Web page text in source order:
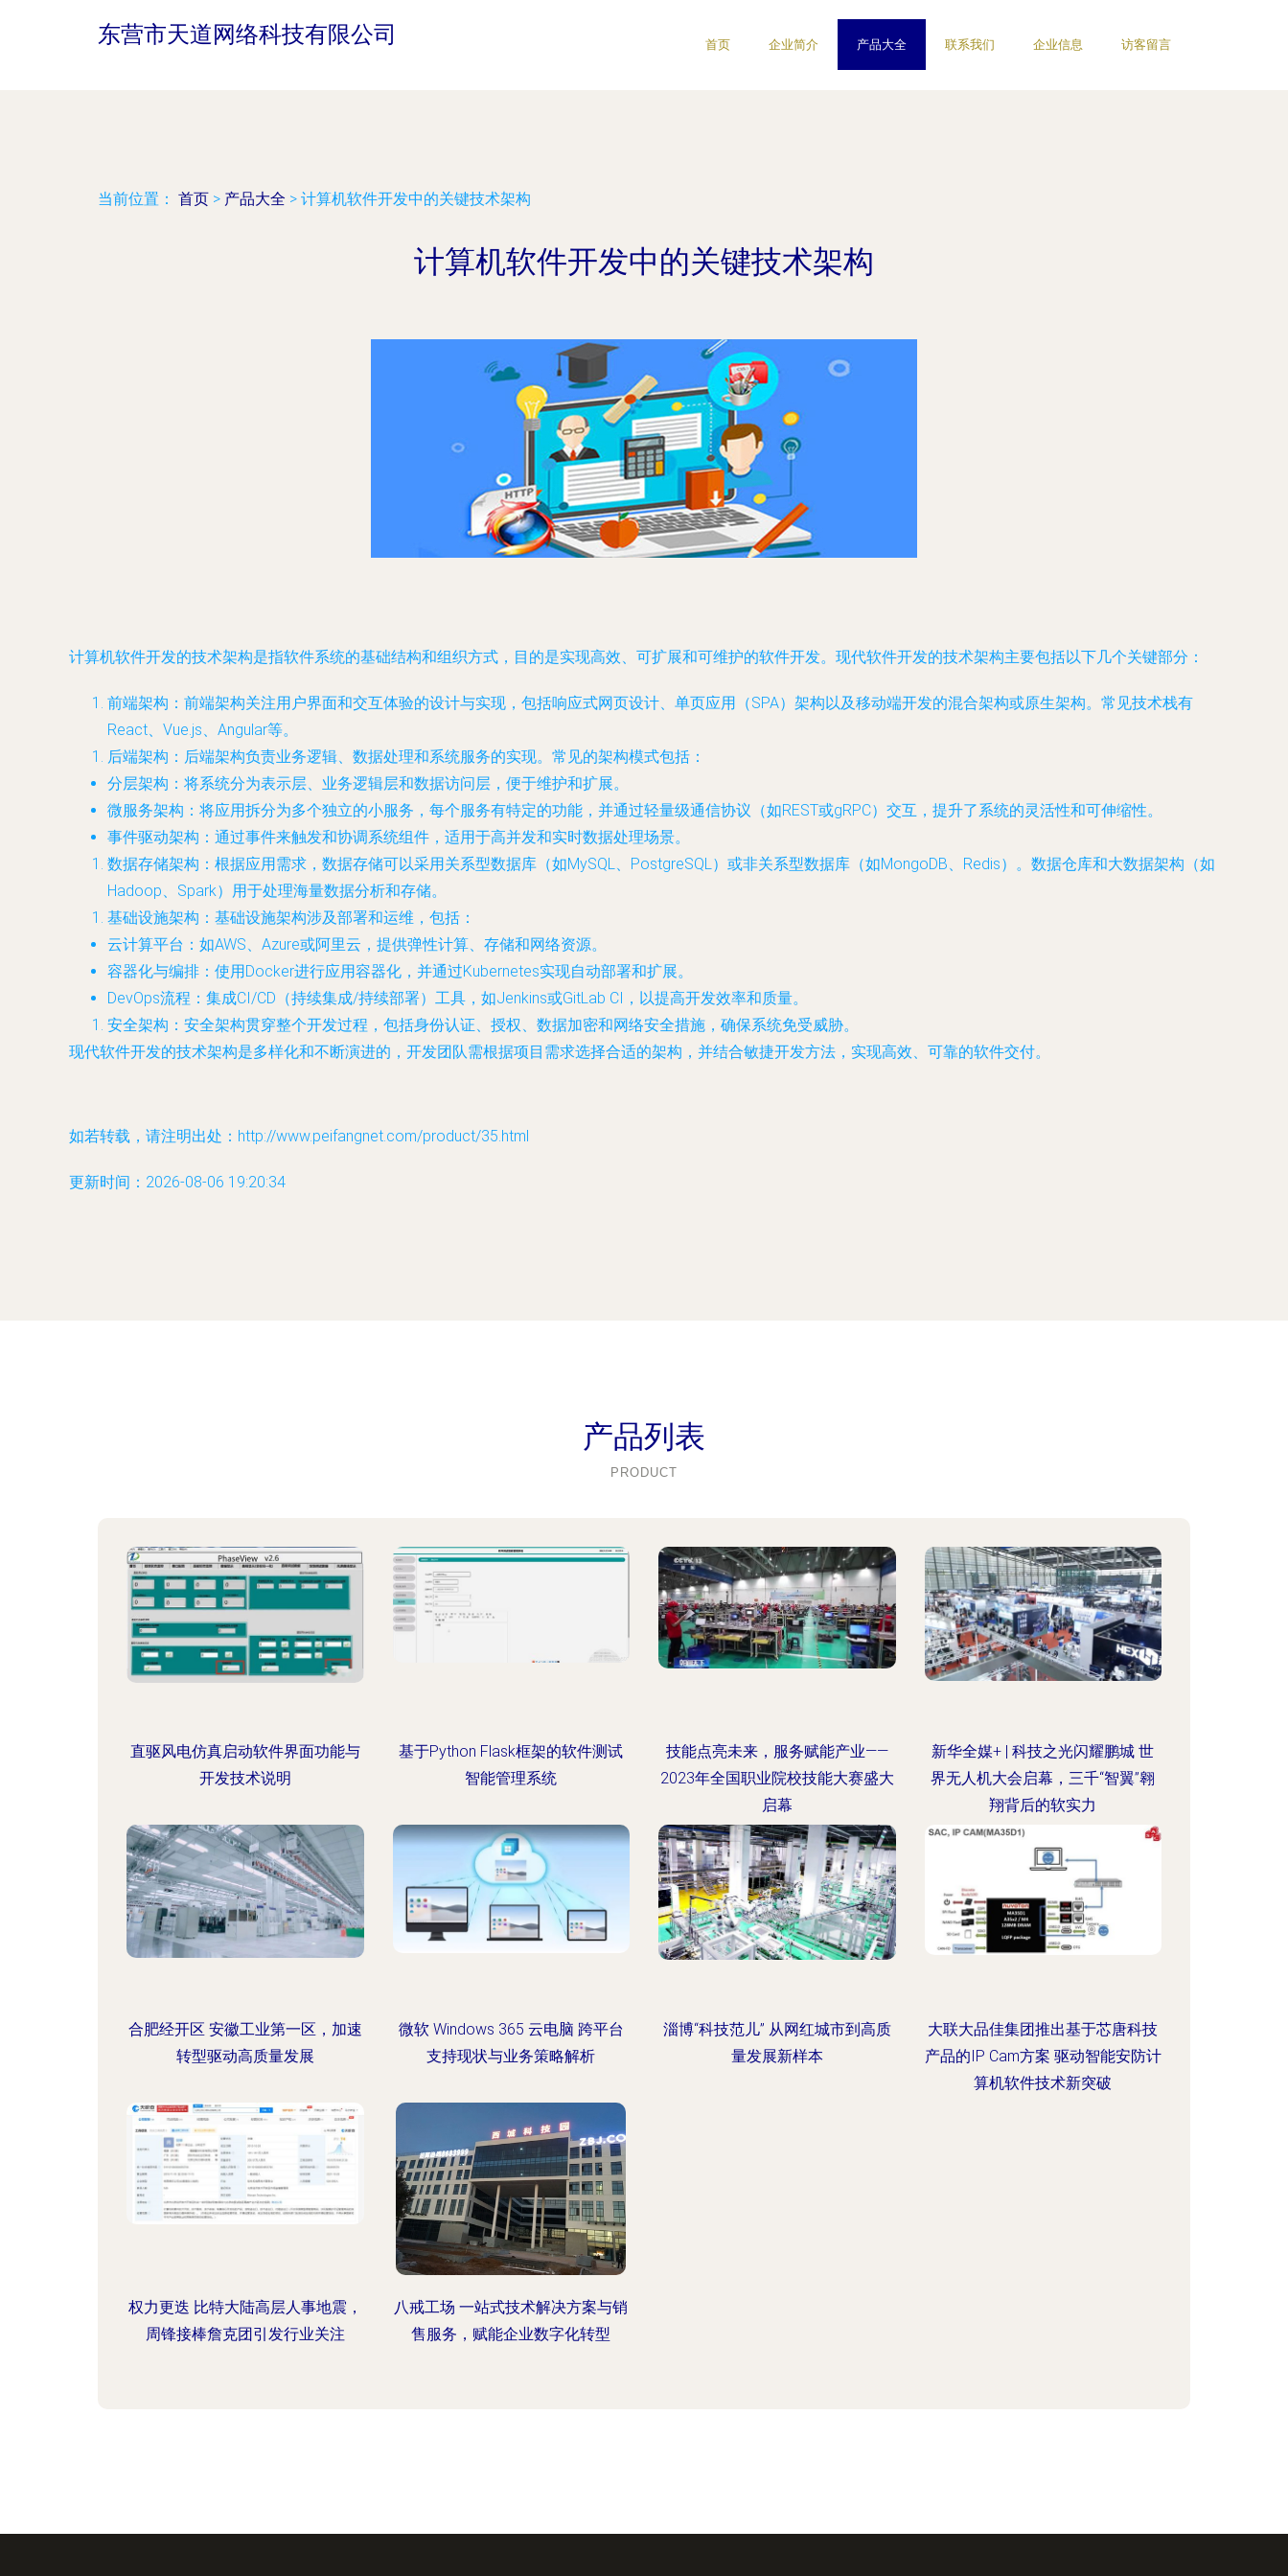
东营市天道网络科技有限公司 首页 企业简介 产品大全 联系我们 企业信息 访客留言
当前位置： 首页 > 产品大全 > 计算机软件开发中的关键技术架构
计算机软件开发中的关键技术架构
计算机软件开发的技术架构是指软件系统的基础结构和组织方式，目的是实现高效、可扩展和可维护的软件开发。现代软件开发的技术架构主要包括以下几个关键部分：
前端架构 ：前端架构关注用户界面和交互体验的设计与实现，包括响应式网页设计、单页应用（SPA）架构以及移动端开发的混合架构或原生架构。常见技术栈有
React、Vue.js、Angular等。
后端架构 ：后端架构负责业务逻辑、数据处理和系统服务的实现。常见的架构模式包括：
分层架构：将系统分为表示层、业务逻辑层和数据访问层，便于维护和扩展。
微服务架构：将应用拆分为多个独立的小服务，每个服务有特定的功能，并通过轻量级通信协议（如REST或gRPC）交互，提升了系统的灵活性和可伸缩性。
事件驱动架构：通过事件来触发和协调系统组件，适用于高并发和实时数据处理场景。
数据存储架构 ：根据应用需求，数据存储可以采用关系型数据库（如MySQL、PostgreSQL）或非关系型数据库（如MongoDB、Redis）。数据仓库和大数据架构（如
Hadoop、Spark）用于处理海量数据分析和存储。
基础设施架构 ：基础设施架构涉及部署和运维，包括：
云计算平台：如AWS、Azure或阿里云，提供弹性计算、存储和网络资源。
容器化与编排：使用Docker进行应用容器化，并通过Kubernetes实现自动部署和扩展。
DevOps流程：集成CI/CD（持续集成/持续部署）工具，如Jenkins或GitLab CI，以提高开发效率和质量。
安全架构 ：安全架构贯穿整个开发过程，包括身份认证、授权、数据加密和网络安全措施，确保系统免受威胁。
现代软件开发的技术架构是多样化和不断演进的，开发团队需根据项目需求选择合适的架构，并结合敏捷开发方法，实现高效、可靠的软件交付。
如若转载，请注明出处：http://www.peifangnet.com/product/35.html
更新时间：2026-08-06 19:20:34
产品列表
PRODUCT
直驱风电仿真启动软件界面功能与
开发技术说明
基于Python Flask框架的软件测试
智能管理系统
技能点亮未来，服务赋能产业——
2023年全国职业院校技能大赛盛大
启幕
新华全媒+ | 科技之光闪耀鹏城 世
界无人机大会启幕，三千“智翼”翱
翔背后的软实力
合肥经开区 安徽工业第一区，加速
转型驱动高质量发展
微软 Windows 365 云电脑 跨平台
支持现状与业务策略解析
淄博“科技范儿” 从网红城市到高质
量发展新样本
大联大品佳集团推出基于芯唐科技
产品的IP Cam方案 驱动智能安防计
算机软件技术新突破
权力更迭 比特大陆高层人事地震，
周锋接棒詹克团引发行业关注
八戒工场 一站式技术解决方案与销
售服务，赋能企业数字化转型